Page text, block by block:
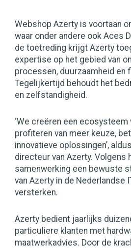
Webshop Azerty is voortaan
waar onder andere ook Aces
de toetreding krijgt Azerty
expertise op het gebied van
processen, duurzaamheid en
Tegelijkertijd behoudt het
en zelfstandigheid.
‘We creëren een ecosysteem
profiteren van meer keuze,
innovatieve oplossingen’,
directeur van Azerty. Volgens
samenwerking een bewuste
van Azerty in de Nederlandse
versterken.
Azerty bedient jaarlijks
particuliere klanten met
maatwerkadvies. Door de